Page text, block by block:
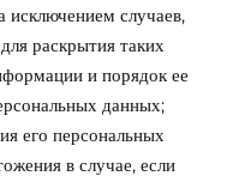
исключением случаев,
раскрытия таких
и порядок ее
данных;
его персональных
в случае, если